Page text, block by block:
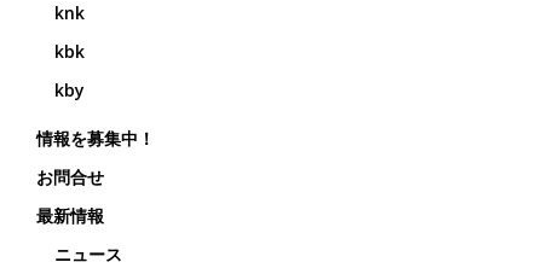
knk
kbk
kby
情報を募集中！
お問合せ
最新情報
ニュース